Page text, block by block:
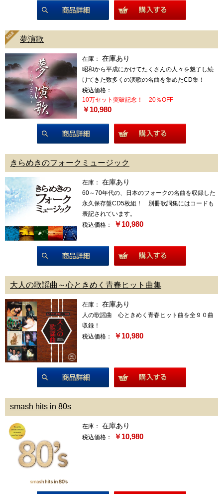
夢演歌
在庫： 在庫あり
昭和から平成にかけてたくさんの人々を魅了し続
けてきた数多くの演歌の名曲を集めたCD集！
税込価格：
10万セット突破記念！ 20％OFF
￥10,980
きらめきのフォークミュージック
在庫： 在庫あり
60～70年代の、日本のフォークの名曲を収録した
永久保存盤CD5枚組！ 別冊歌詞集にはコードも
表記されています。
税込価格：
￥10,980
大人の歌謡曲～心ときめく青春ヒット曲集
在庫： 在庫あり
人の歌謡曲 心ときめく青春ヒット曲を全９０曲
収録！
税込価格：
￥10,980
smash hits in 80s
在庫： 在庫あり
税込価格： ￥10,980